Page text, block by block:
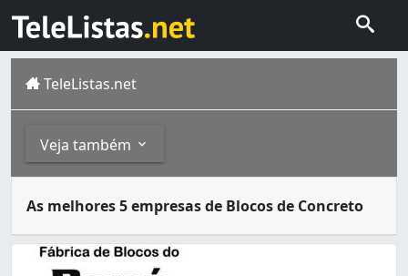
TeleListas.net
Veja também
Artefatos de Cimento (1)
Lajes (1)
As melhores 5 empresas de Blocos de Concreto
Vitória é um município do estado do Espírito Santo,